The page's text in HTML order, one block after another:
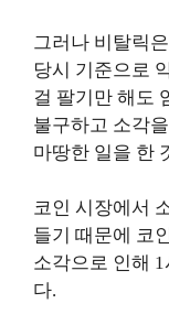
그러나 비탈릭
당시 기준으로
걸 팔기만 해도
불구하고 소각
마땅한 일을 한
코인 시장에서
들기 때문에 코
소각으로 인해
다.